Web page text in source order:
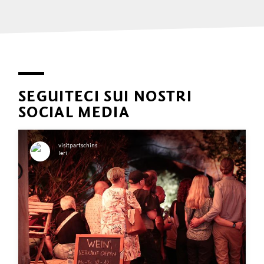
SEGUITECI SUI NOSTRI
SOCIAL MEDIA
visitpartschins
Ieri